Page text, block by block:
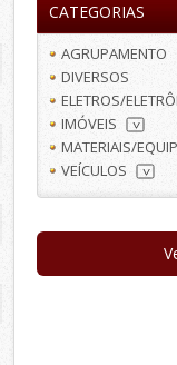
CATEGORIAS
AGRUPAMENTO
DIVERSOS
ELETROS/
IMÓVEIS >
MATERIAIS/
VEÍCULOS >